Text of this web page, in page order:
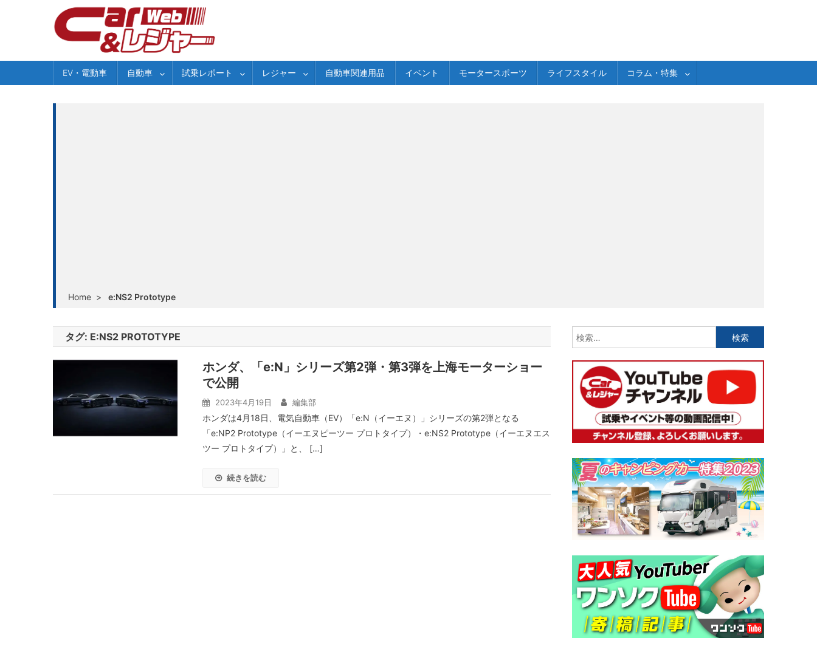
EV・電動車 自動車 試乗レポート レジャー 自動車関連用品 イベント モータースポーツ ライフスタイル コラム・特集
Home > e:NS2 Prototype
タグ: E:NS2 PROTOTYPE
ホンダ、「e:N」シリーズ第2弾・第3弾を上海モーターショー
で公開
2023年4月19日 編集部
ホンダは4月18日、電気自動車（EV）「e:N（イーエヌ）」シリーズの第2弾となる
「e:NP2 Prototype（イーエヌピーツー プロトタイプ）・e:NS2 Prototype（イーエヌエス
ツー プロトタイプ）」と、 […]
続きを読む
索: